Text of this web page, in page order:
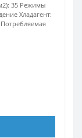
35 Режимы
Хладагент:
Потребляемая